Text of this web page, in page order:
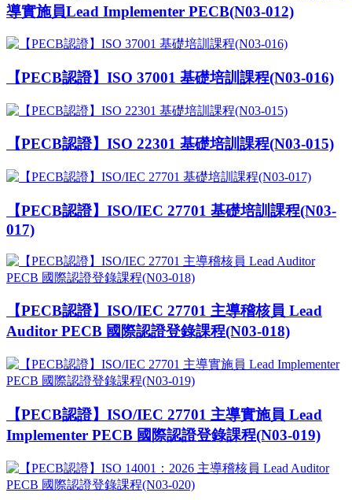
導實施員Lead Implementer PECB(N03-012)
【PECB認證】ISO 37001 基礎培訓課程(N03-016)
【PECB認證】ISO 22301 基礎培訓課程(N03-015)
【PECB認證】ISO/IEC 27701 基礎培訓課程(N03-
017)
【PECB認證】ISO/IEC 27701 主導稽核員 Lead
Auditor PECB 國際認證登錄課程(N03-018)
【PECB認證】ISO/IEC 27701 主導實施員 Lead
Implementer PECB 國際認證登錄課程(N03-019)